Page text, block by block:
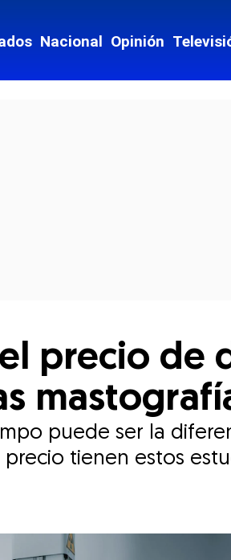
Nacional Opinión
precio de
puede ser la
tienen estos